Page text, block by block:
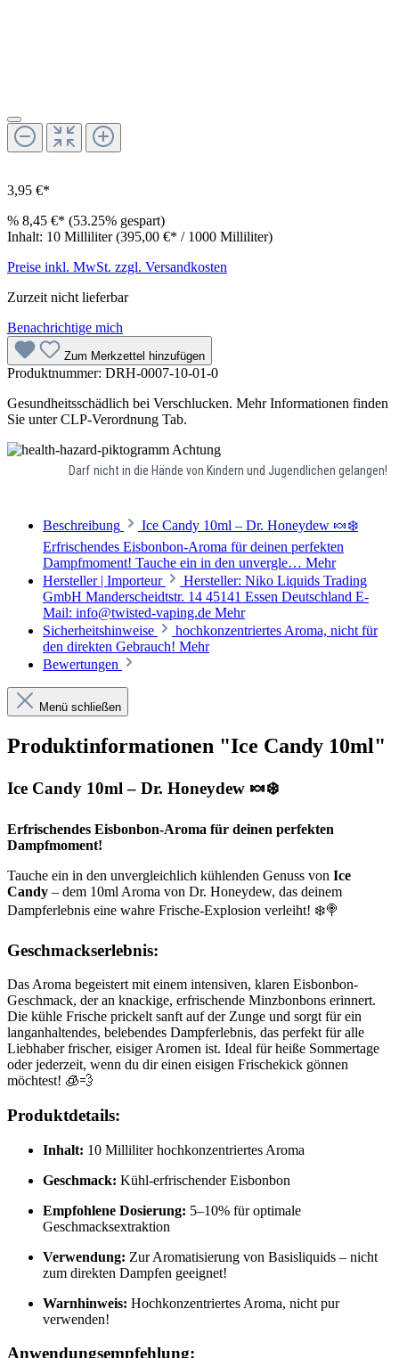
3,95 €*
% 8,45 €* (53.25% gespart)
Inhalt: 10 Milliliter(395,00 €* / 1000 Milliliter)
Preise inkl. MwSt. zzgl. Versandkosten
Zurzeit nicht lieferbar
Benachrichtige mich
Zum Merkzettel hinzufügen
Produktnummer: DRH-0007-10-01-0
Gesundheitsschädlich bei Verschlucken. Mehr Informationen finden
Sie unter CLP-Verordnung Tab.
Achtung
Darf nicht in die Hände von Kindern und Jugendlichen gelangen!
Beschreibung
Ice Candy 10ml – Dr. Honeydew 🍬❄️
Erfrischendes Eisbonbon-Aroma für deinen perfekten
Dampfmoment! Tauche ein in den unvergle… Mehr
Hersteller | Importeur
Hersteller: Niko Liquids Trading
GmbH Manderscheidtstr. 14 45141 Essen Deutschland E-
Mail: info@twisted-vaping.de Mehr
Sicherheitshinweise
hochkonzentriertes Aroma, nicht für
den direkten Gebrauch! Mehr
Bewertungen
Menü schließen
Produktinformationen "Ice Candy 10ml"
Ice Candy 10ml – Dr. Honeydew 🍬❄️
Erfrischendes Eisbonbon-Aroma für deinen perfekten
Dampfmoment!
Tauche ein in den unvergleichlich kühlenden Genuss von Ice
Candy – dem 10ml Aroma von Dr. Honeydew, das deinem
Dampferlebnis eine wahre Frische-Explosion verleiht! ❄️🍭
Geschmackserlebnis:
Das Aroma begeistert mit einem intensiven, klaren Eisbonbon-
Geschmack, der an knackige, erfrischende Minzbonbons erinnert.
Die kühle Frische prickelt sanft auf der Zunge und sorgt für ein
langanhaltendes, belebendes Dampferlebnis, das perfekt für alle
Liebhaber frischer, eisiger Aromen ist. Ideal für heiße Sommertage
oder jederzeit, wenn du dir einen eisigen Frischekick gönnen
möchtest! 🧊💨
Produktdetails:
Inhalt: 10 Milliliter hochkonzentriertes Aroma
Geschmack: Kühl-erfrischender Eisbonbon
Empfohlene Dosierung: 5–10% für optimale
Geschmacksextraktion
Verwendung: Zur Aromatisierung von Basisliquids – nicht
zum direkten Dampfen geeignet!
Warnhinweis: Hochkonzentriertes Aroma, nicht pur
verwenden!
Anwendungsempfehlung: